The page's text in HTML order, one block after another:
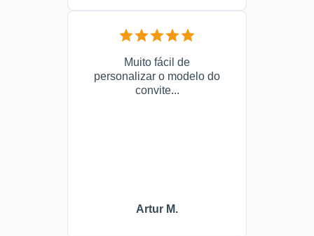
Muito fácil de
personalizar o modelo do
convite...
Artur M.